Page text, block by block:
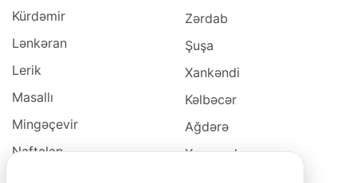
Kürdəmir
Lənkəran
Lerik
Masallı
Mingəçevir
Naftalan
Zərdab
Şuşa
Xankəndi
Kəlbəcər
Ağdərə
Xocavəd